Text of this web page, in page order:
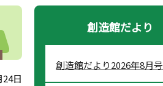
日
創造館だより
創造館だより2026年8月号